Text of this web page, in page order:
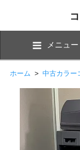
メニュー
ホーム > 中古カラー